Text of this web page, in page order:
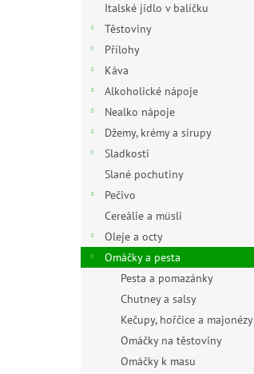
Italské jídlo v balíčku
Těstoviny
Přílohy
Káva
Alkoholické nápoje
Nealko nápoje
Džemy, krémy a sirupy
Sladkosti
Slané pochutiny
Pečivo
Cereálie a müsli
Oleje a octy
Omáčky a pesta
Pesta a pomazánky
Chutney a salsy
Kečupy, hořčice a majonézy
Omáčky na těstoviny
Omáčky k masu